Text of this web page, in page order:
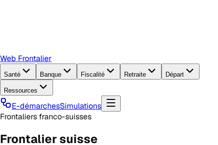
Web Frontalier
Santé Banque Fiscalité Retraite Départ
Ressources
E-démarchesSimulations
Frontaliers franco-suisses
Frontalier suisse